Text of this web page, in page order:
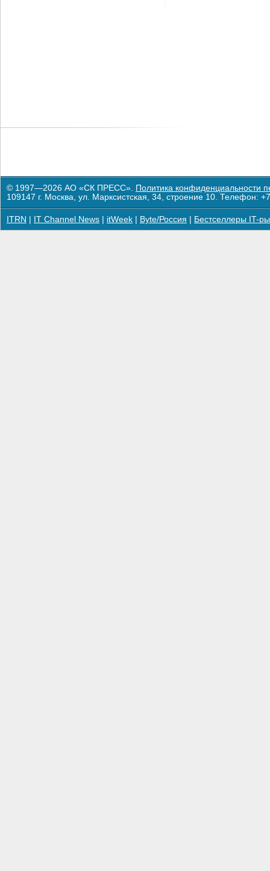
© 1997—2026 АО «СК ПРЕСС». Политика конфиденциальности
109147 г. Москва, ул. Марксистская, 34, строение 10. Телефон:
ITRN IT Channel News itWeek Byte/Россия Бестселлеры IT-